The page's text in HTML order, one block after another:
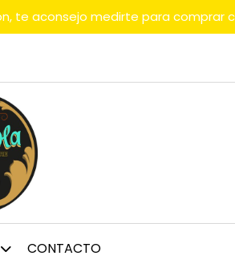
te aconsejo medirte para comprar
CONTACTO